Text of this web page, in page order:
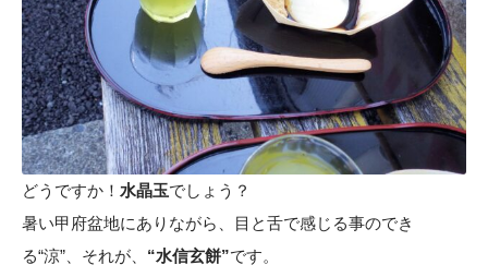
どうですか！ 水晶玉でしょう？
暑い甲府盆地にありながら、目と舌で感じる事のでき
る“涼”、それが、 “水信玄餅”です。